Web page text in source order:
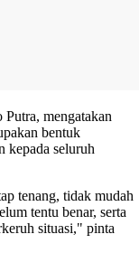
mengatakan
bentuk
kepada seluruh
tenang, tidak mudah
tentu benar, serta
situasi," pinta